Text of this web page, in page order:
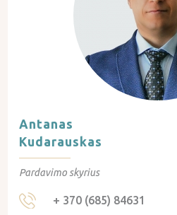
Antanas
Kudarauskas
Pardavimo skyrius
+ 370 (685) 84631